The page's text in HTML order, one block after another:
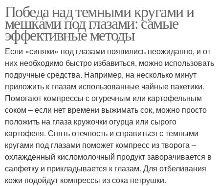
Победа над темными кругами и
мешками под глазами: самые
эффективные методы
Если «синяки» под глазами появились неожиданно, и от
них необходимо быстро избавиться, можно использовать
подручные средства. Например, на несколько минут
приложить к глазам использованные чайные пакетики.
Помогают компрессы с огуречным или картофельным
соком – если нет времени выжимать сок, можно просто
положить на глаза кружочки огурца или сырого
картофеля. Снять отечность и справиться с темными
кругами под глазами поможет компресс из творога –
охлажденный кисломолочный продукт заворачивается в
салфетку и прикладывается к глазам. Для отбеливания
кожи подойдут компрессы из сока петрушки.